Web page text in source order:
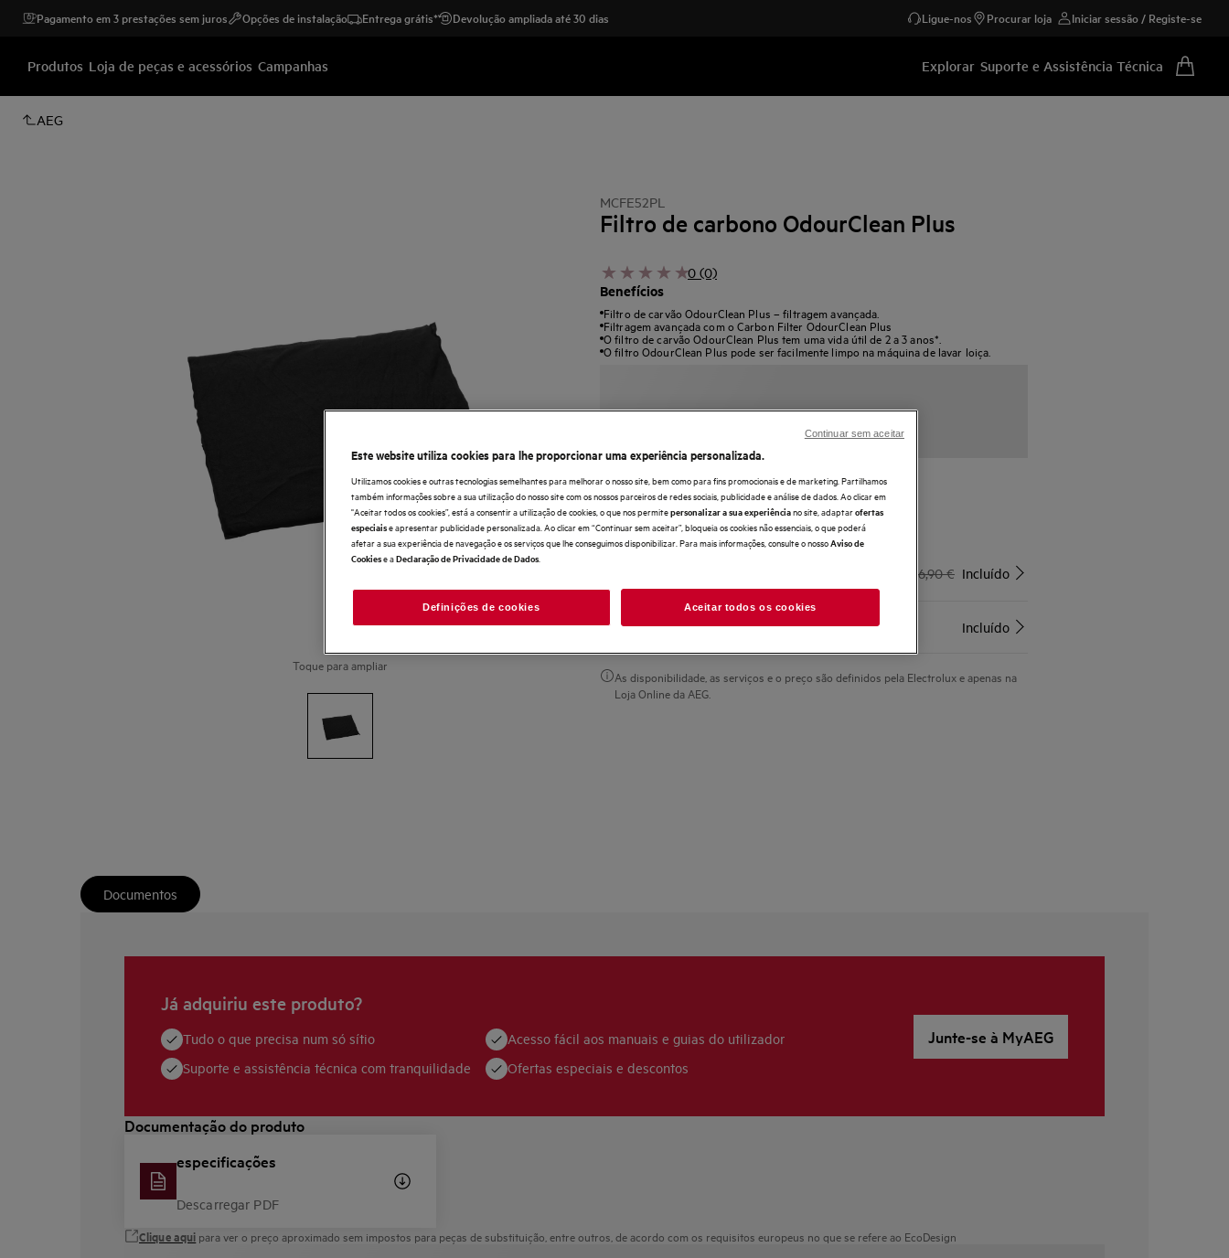
Pagamento em 3 prestações sem juros Opções de instalação Entrega grátis* Devolução ampliada até 30 dias Ligue-nos Procurar loja Iniciar sessão / Registe-se
Produtos Loja de peças e acessórios Campanhas Explorar Suporte e Assistência Técnica
AEG
Toque para ampliar
MCFE52PL
Filtro de carbono OdourClean Plus
0 (0)
Benefícios
Filtro de carvão OdourClean Plus – filtragem avançada.
Filtragem avançada com o Carbon Filter OdourClean Plus
O filtro de carvão OdourClean Plus tem uma vida útil de 2 a 3 anos*.
O filtro OdourClean Plus pode ser facilmente limpo na máquina de lavar loiça.
Compre diretamente à AEG e obtenha*
6,90 € Incluído
Devolução ampliada até 30 dias Incluído
As disponibilidade, as serviços e o preço são definidos pela Electrolux e apenas na
Loja Online da AEG.
Documentos
Já adquiriu este produto?
Tudo o que precisa num só sítio
Acesso fácil aos manuais e guias do utilizador
Suporte e assistência técnica com tranquilidade
Ofertas especiais e descontos
Junte-se à MyAEG
Documentação do produto
especificações
Descarregar PDF
Clique aqui para ver o preço aproximado sem impostos para peças de substituição, entre outros, de acordo com os requisitos europeus no que se refere ao EcoDesign
Este website utiliza cookies para lhe proporcionar uma experiência personalizada.
Utilizamos cookies e outras tecnologias semelhantes para melhorar o nosso site, bem como para fins promocionais e de marketing. Partilhamos
também informações sobre a sua utilização do nosso site com os nossos parceiros de redes sociais, publicidade e análise de dados. Ao clicar em
"Aceitar todos os cookies”, está a consentir a utilização de cookies, o que nos permitepersonalizar a sua experiênciano site, adaptarofertas
especiaise apresentar publicidade personalizada. Ao clicar em “Continuar sem aceitar”, bloqueia os cookies não essenciais, o que poderá
afetar a sua experiência de navegação e os serviços que lhe conseguimos disponibilizar. Para mais informações, consulte o nossoAviso de
Cookiese aDeclaração de Privacidade de Dados
Definições de cookies Aceitar todos os cookies
Continuar sem aceitar